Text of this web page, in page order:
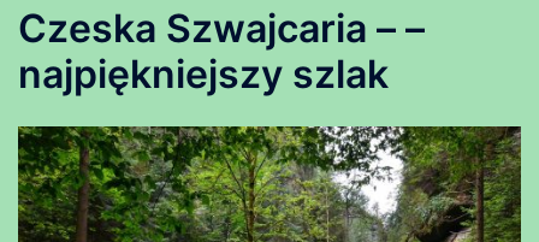
Czeska Szwajcaria – –
najpiękniejszy szlak